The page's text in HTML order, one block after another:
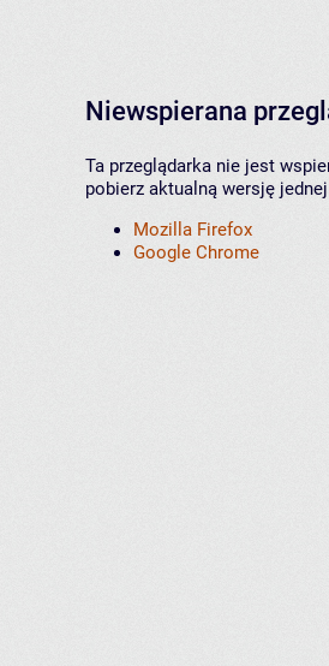
Niewspierana
Ta przeglądarka nie jest
pobierz aktualną wersję
Mozilla Firefox
Google Chrome